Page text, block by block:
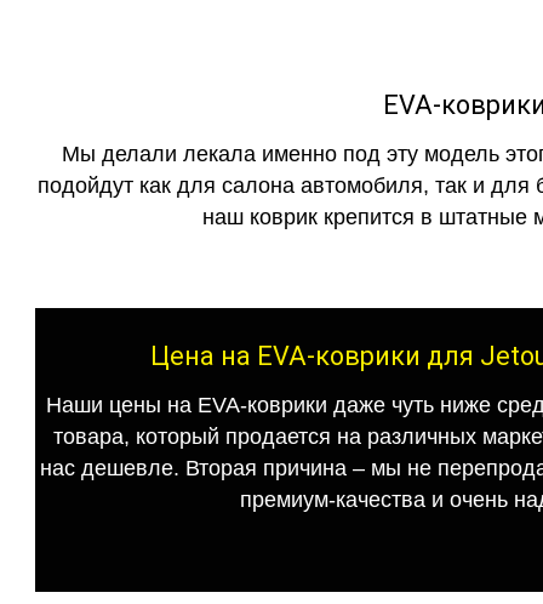
EVA-
Мы делали лекала именно под эту модель
подойдут как для салона автомобиля, так и для
наш коврик крепится в штатные
Цена на EVA-коврики для
Наши цены на EVA-коврики даже чуть ниже
товара, который продается на различных
нас дешевле. Вторая причина – мы не
премиум-качества и очень